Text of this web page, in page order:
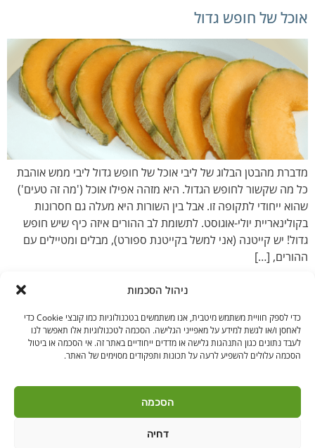
ניהול הסכמות
כדי לספק חוויית משתמש מיטבית, אנו משתמשים בטכנולוגיות כמו קובצי Cookie כדי
לאחסן ו/או לגשת למידע על מאפייני הגלישה. הסכמה לטכנולוגיות אלו תאפשר לנו
לעבד נתונים כגון התנהגות גלישה או מדדים ייחודיים באתר זה. אי הסכמה או ביטול
הסכמה עלולים להשפיע לרעה על תכונות ותפקודים מסוימים של האתר.
הסכמה
דחיה
אוכל של חופש גדול
מדברת מהבטן הבלוג של ליבי אוכל של חופש גדול ליבי ממש אוהבת
כל מה שקשור לחופש הגדול. היא מזהה אפילו אוכל ('מה זה טעים')
שהוא ייחודי לתקופה זו. אבל בין השורות היא מעלה גם חסרונות
בקולינאריית יולי-אוגוסט. לתשומת לב ההורים איזה כיף שיש חופש
גדול! יש קייטנה (אני למשל בקייטנת ספורט), מבלים ומטיילים עם
ההורים, […]
בקרו אותנו